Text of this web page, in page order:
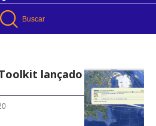
Buscar
lançado com o